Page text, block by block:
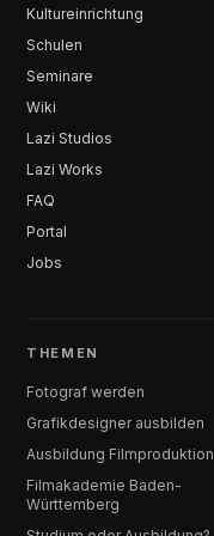
Kultureinrichtung
Schulen
Seminare
Wiki
Lazi Studios
Lazi Works
FAQ
Portal
Jobs
THEMEN
Fotograf werden
Grafikdesigner ausbilden
Ausbildung Filmproduktion
Filmakademie Baden-
Württemberg